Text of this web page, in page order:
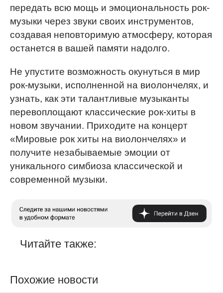
передать всю мощь и эмоциональность рок-
музыки через звуки своих инструментов,
создавая неповторимую атмосферу, которая
останется в вашей памяти надолго.
Не упустите возможность окунуться в мир
рок-музыки, исполненной на виолончелях, и
узнать, как эти талантливые музыканты
перевоплощают классические рок-хиты в
новом звучании. Приходите на концерт
«Мировые рок хиты на виолончелях» и
получите незабываемые эмоции от
уникального симбиоза классической и
современной музыки.
Читайте также:
Похожие новости